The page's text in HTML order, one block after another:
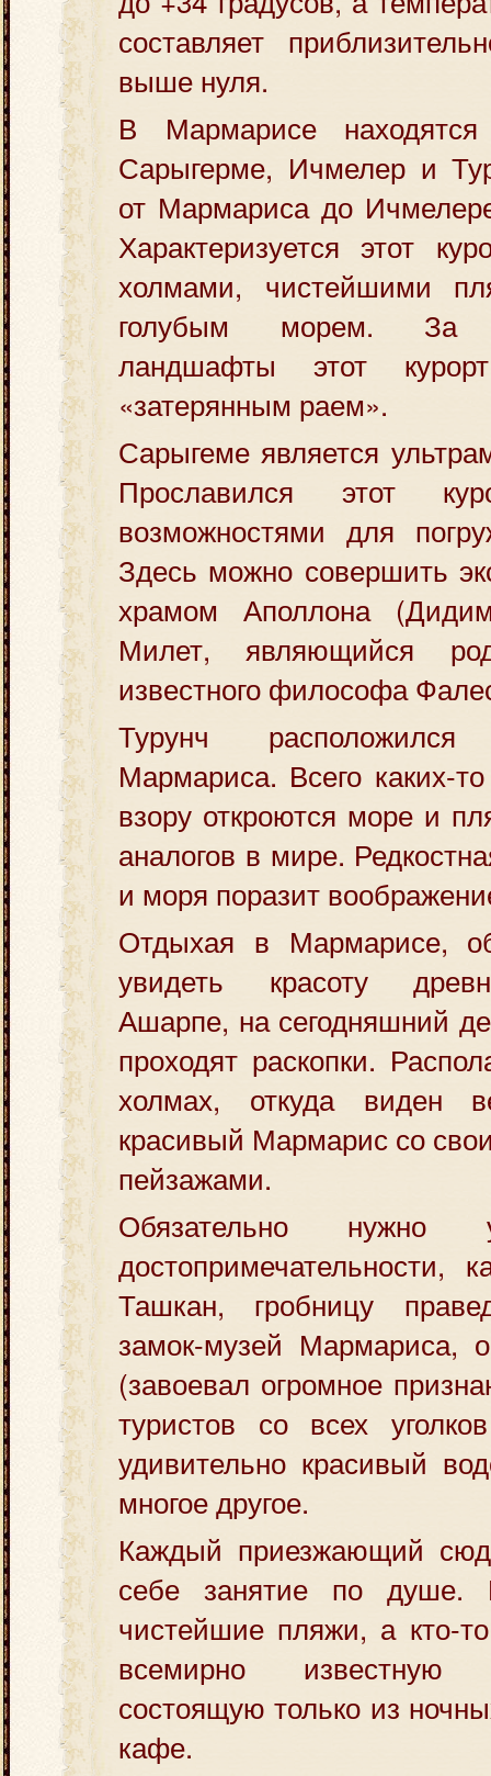
составляет
выше нуля.
В Мармарисе
Сарыгерме, Ичмелер и
от Мармариса до
Характеризуется этот
холмами, чистейшими
голубым морем. За
ландшафты этот
«затерянным раем».
Сарыгеме является
Прославился этот
возможностями для
Здесь можно совершить
храмом Аполлона
Милет, являющийся
известного философа
Турунч
Мармариса. Всего каких-
взору откроются море и
аналогов в мире.
и моря поразит
Отдыхая в Мармарисе,
увидеть красоту
Ашарпе, на сегодняшний
проходят раскопки.
холмах, откуда виден
красивый Мармарис со
пейзажами.
Обязательно нужно
достопримечательности,
Ташкан, гробницу
замок-музей Мармариса,
(завоевал огромное
туристов со всех
удивительно красивый
многое другое.
Каждый приезжающий
себе занятие по душе.
чистейшие пляжи, а кто-
всемирно
состоящую только из
кафе.